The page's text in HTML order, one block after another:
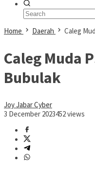
Home Daerah Caleg
Caleg Muda
Bubulak
Joy Jabar Cyber
3 December 2023452 views